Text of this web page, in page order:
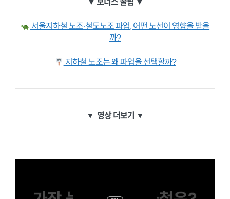
▼ 보너스 꿀팁 ▼
서울지하철 노조·철도노조 파업, 어떤 노선이 영향을 받을
까?
지하철 노조는 왜 파업을 선택할까?
▼ 영상 더보기 ▼